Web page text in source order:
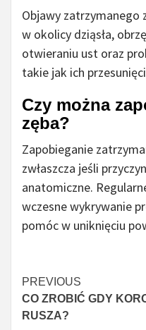
Objawy zatrzymanego
w okolicy dziąsła,
otwieraniu ust oraz
takie jak ich
Czy można
zęba?
Zapobieganie
zwłaszcza jeśli
anatomiczne.
wczesne wykrywanie
pomóc w uniknięciu
Czytaj
więcej
PREVIOUS
CO ZROBIĆ GDY
RUSZA?